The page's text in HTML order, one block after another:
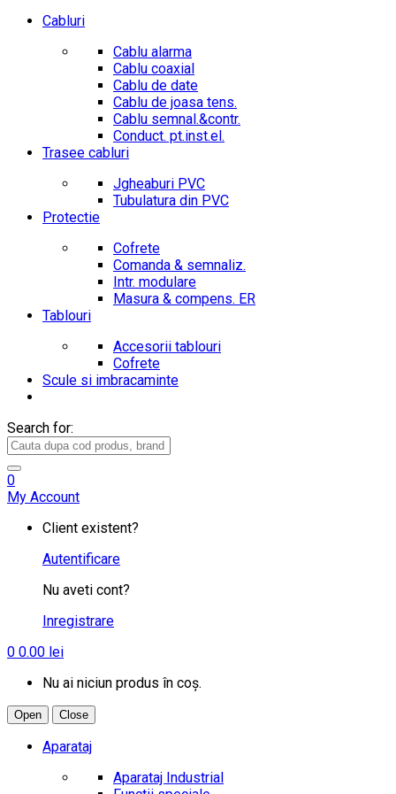
Cabluri
Cablu alarma
Cablu coaxial
Cablu de date
Cablu de joasa tens.
Cablu semnal.&contr.
Conduct. pt.inst.el.
Trasee cabluri
Jgheaburi PVC
Tubulatura din PVC
Protectie
Cofrete
Comanda & semnaliz.
Intr. modulare
Masura & compens. ER
Tablouri
Accesorii tablouri
Cofrete
Scule si imbracaminte
Search for:
0
My Account
Client existent?
Autentificare
Nu aveti cont?
Inregistrare
0 0.00 lei
Nu ai niciun produs în coș.
Open Close
Aparataj
Aparataj Industrial